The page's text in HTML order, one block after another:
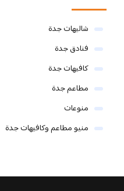
شاليهات جدة
فنادق جدة
كافيهات جدة
مطاعم جدة
منوعات
منيو مطاعم وكافيهات جدة